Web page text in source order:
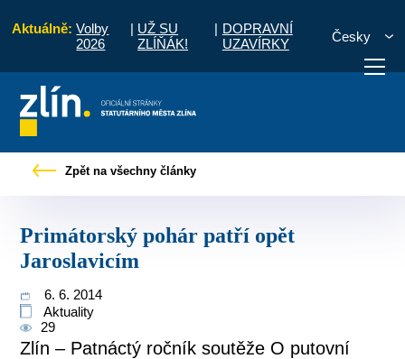
Aktuálně: Volby
2026
| UŽ SU
ZLÍŇÁK!
| DOPRAVNÍ
UZAVÍRKY
Česky
vyřídit Potřebuji zaplatit
Zpět na všechny články
Primátorský pohár patří opět
Jaroslavicím
6. 6. 2014
Aktuality
29
Zlín – Patnáctý ročník soutěže O putovní